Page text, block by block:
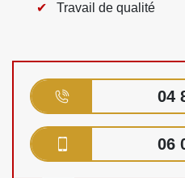
Travail de qualité
04
06